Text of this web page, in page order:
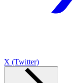
X (Twitter)